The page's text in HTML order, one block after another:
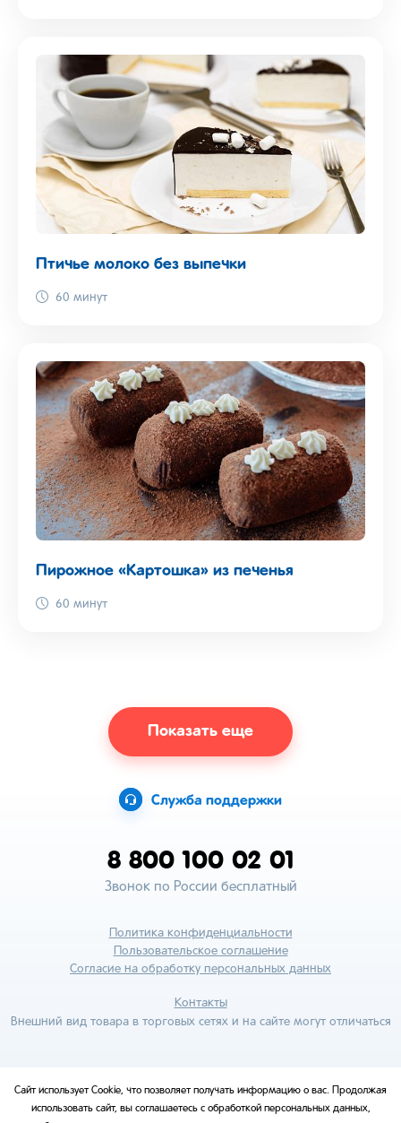
Птичье молоко без выпечки
60 минут
Пирожное «Картошка» из печенья
60 минут
Показать еще
Служба поддержки
8 800 100 02 01
Звонок по России бесплатный
Политика конфиденциальности
Пользовательское соглашение
Согласие на обработку персональных данных
Контакты
Внешний вид товара в торговых сетях и на сайте могут отличаться
Сайт использует Cookie, что позволяет получать информацию о вас. Продолжая
использовать сайт, вы соглашаетесь с обработкой персональных данных,